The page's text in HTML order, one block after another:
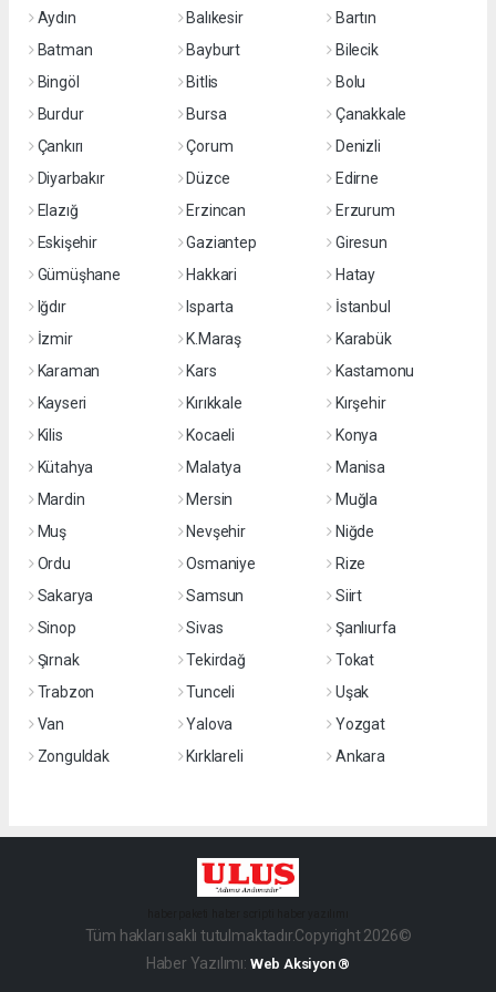
Aydın
Balıkesir
Bartın
Batman
Bayburt
Bilecik
Bingöl
Bitlis
Bolu
Burdur
Bursa
Çanakkale
Çankırı
Çorum
Denizli
Diyarbakır
Düzce
Edirne
Elazığ
Erzincan
Erzurum
Eskişehir
Gaziantep
Giresun
Gümüşhane
Hakkari
Hatay
Iğdır
Isparta
İstanbul
İzmir
K.Maraş
Karabük
Karaman
Kars
Kastamonu
Kayseri
Kırıkkale
Kırşehir
Kilis
Kocaeli
Konya
Kütahya
Malatya
Manisa
Mardin
Mersin
Muğla
Muş
Nevşehir
Niğde
Ordu
Osmaniye
Rize
Sakarya
Samsun
Siirt
Sinop
Sivas
Şanlıurfa
Şırnak
Tekirdağ
Tokat
Trabzon
Tunceli
Uşak
Van
Yalova
Yozgat
Zonguldak
Kırklareli Ankara
Tüm hakları saklı tutulmaktadır.Copyright 2026©
Haber Yazılımı: Web Aksiyon ®